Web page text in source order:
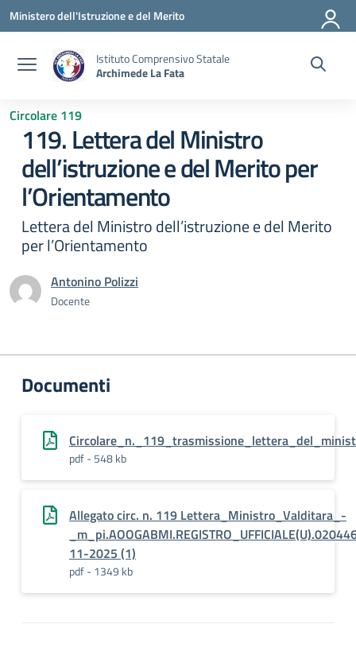
Vai ai contenuti
Vai al menu di navigazione
Vai al footer
Ministero dell'Istruzione e del Merito
Istituto Comprensivo Statale
Archimede La Fata
Circolare 119
119. Lettera del Ministro
dell’istruzione e del Merito per
l’Orientamento
Lettera del Ministro dell’istruzione e del Merito
per l’Orientamento
Antonino Polizzi
Docente
Documenti
pdf - 548 kb
Allegato circ. n. 119 Lettera_Ministro_Valditara_-
11-2025 (1)
pdf - 1349 kb